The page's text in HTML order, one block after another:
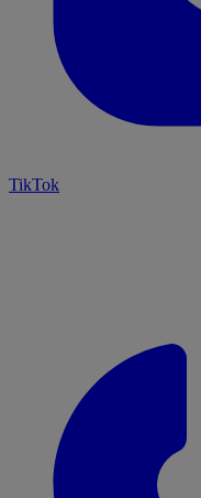
TikTok